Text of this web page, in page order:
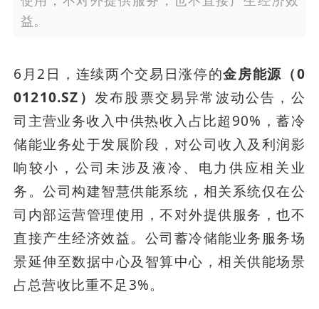
益。
6月2日，连续两个交易日涨停的金房能源（0
01210.SZ） 发布股票交易异常波动公告，公
司主营业务收入中供热收入占比超90%，蓄冷
储能业务处于发展阶段，对公司收入及利润影
响较小，公司未涉及液冷、电力供应相关业
务。公司构建智慧供能系统，相关系统仅在公
司内部运营管理使用，不对外提供服务，也不
直接产生经济效益。公司蓄冷储能业务服务场
景延伸至数据中心及智算中心，相关供能场景
占总营收比重不足3%。